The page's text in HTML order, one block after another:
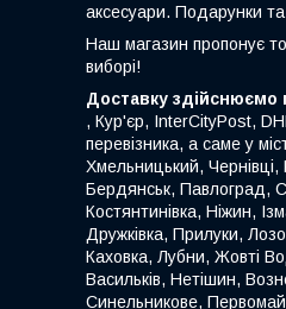
аксесуари. Подарунки
Наш магазин пропонує
виборі!
Доставку здійснюємо
, Кур'єр, InterCityPost,
перевізника, а саме у
Хмельницький,
Бердянськ, Павлоград,
Костянтинівка, Ніжин,
Дружківка, Прилуки,
Каховка, Лубни, Жовті
Васильків, Нетішин,
Синельникове,